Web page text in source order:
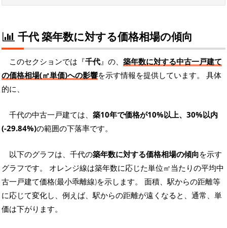
千代 築年数に対する価格相場の傾向
このセクションでは『千代』の、 築年数に対する中古一戸建て
の価格相場(㎡単価)への影響を示す情報を提供しています。 具体
的に、
千代の中古一戸建ては、 築10年で価格が10%以上、30%以内
(-29.84%)の範囲の下落率です。
以下のグラフは、千代の築年数に対する価格相場の傾向を示す
グラフです。 オレンジ線は築年数に応じた単位㎡当たりの平均中
古一戸建て価格(最小乖離線)を示します。 面積、駅からの距離等
に応じて変化し、例えば、駅からの距離が遠くなると、通常、単
価は下がります。